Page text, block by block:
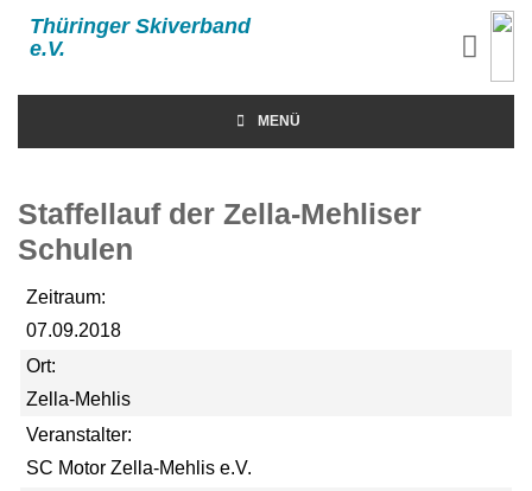
Thüringer Skiverband
e.V.
MENÜ
Staffellauf der Zella-Mehliser
Schulen
Zeitraum:
07.09.2018
Ort:
Zella-Mehlis
Veranstalter:
SC Motor Zella-Mehlis e.V.